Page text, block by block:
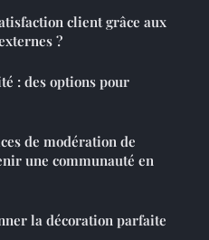
client grâce aux
?
: des options pour
de modération de
une communauté en
la décoration parfaite